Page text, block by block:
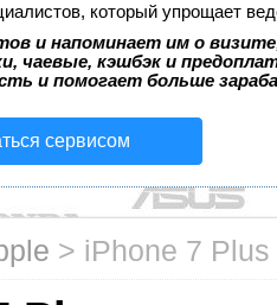
который упрощает
и напоминает им о
чаевые, кэшбэк и
и помогает больше
сервисом
> iPhone 7 Plus